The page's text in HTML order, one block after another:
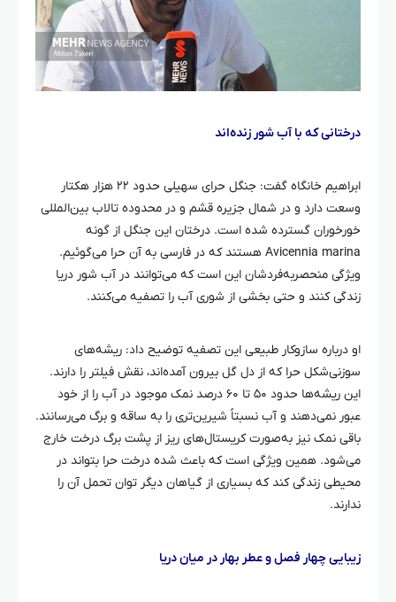
درختانی که با آب شور زنده‌اند
ابراهیمخانگاهگفت: جنگلحرای
سهیلی حدود ۲۲ هزار هکتار
وسعت دارد و در شمال جزیره قشم و در محدوده تالاب بین‌المللی
خورخورانگسترده شده است. درختان این جنگل از گونه
Avicennia marina هستند که در فارسی به آن
حرامی‌گوئیم.
ویژگیمنحصربه‌فردشاناین است که می‌توانند در آب شور دریا
زندگی کنند و حتی بخشی از شوری آب را تصفیه می‌کنند.
او درباره سازوکار طبیعی این تصفیه توضیح داد: ریشه‌های
سوزنی‌شکلحراکه از دل گل بیرون آمده‌اند، نقش فیلتر را دارند.
این ریشه‌ها حدود ۵۰ تا ۶۰ درصد نمک موجود در آب را از خود
عبور نمی‌دهند و آب نسبتاً شیرین‌تری را به ساقه و برگ می‌رسانند.
باقی نمک نیز به‌صورت کریستال‌های ریز از پشت برگ درخت خارج
می‌شود. همین ویژگی است که باعث شده درختحرابتواند در
محیطی زندگی کند که بسیاری از گیاهان دیگر توان تحمل آن را
ندارند.
زیبایی چهار فصل و عطر بهار در میان دریا